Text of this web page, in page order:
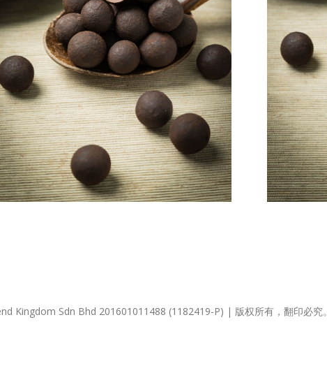
Kingdom Sdn Bhd 201601011488 (1182419-P) | 版权所有，翻印必究。